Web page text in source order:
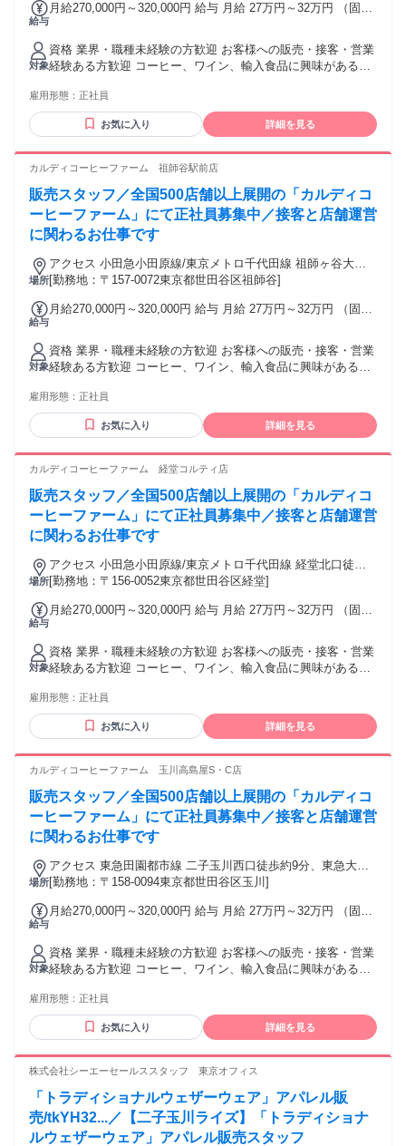
10分 ※他店舗への配属の可能性あり ※状況により記載店舗の
給与
月給270,000円～320,000円 給与 月給 27万円～32万円 （固定
円～3万6500円（固定残業時間：15時間） 固定残業時間を超
えた勤務時間については別途残業代を支給する ※東京都市圏
調整給(月1万円)含む（一都三県配属に限り） 【手当】 ◆遅番
手当（19時から22時の勤務に対して ＋200円/時間 を支給）
【昇給】昇給・昇格あり 【賞与】年2回※業績による（昨年実
績2回支給） ※当社では定額残業代を支給しておりますが求人
情報内では固定残業代と記載しています。
対象
資格 業界・職種未経験の方歓迎 お客様への販売・接客・営業
経験ある方歓迎 コーヒー、ワイン、輸入食品に興味がある方
食ホール、営業、携帯販売、ホテル・観光業界フロント、 航
空業界グランドスタッフ・CAなど対面での接客経験ある方が
中心で活躍中 ◆ 例外事由2号：お酒のテイスティング業務が
とした早番・遅番での8時間シフト制勤務（土日祝含む）が可
合がございます) ※本求人は中途採用枠となり、新卒採用とは
選考枠が異なります
雇用形態： 正社員
お気に入り 詳細を見る
カルディコーヒーファーム 祖師谷駅前店
販売スタッフ／全国500店舗以上展開の「カルディコ
ーヒーファーム」にて正社員募集中／接客と店舗運営
に関わるお仕事です
場所
アクセス 小田急小田原線/東京メトロ千代田線 祖師ヶ谷大蔵
北口徒歩約1分、小田急小田原線/東京メトロ千代田線 成城学
歳船橋南口徒歩約19分 ※他店舗への配属の可能性あり ※状況
[勤務地：〒157-0072東京都世田谷区祖師谷]
給与
月給270,000円～320,000円 給与 月給 27万円～32万円 （固定
円～3万6500円（固定残業時間：15時間） 固定残業時間を超
えた勤務時間については別途残業代を支給する ※東京都市圏
調整給(月1万円)含む（一都三県配属に限り） 【手当】 ◆遅番
手当（19時から22時の勤務に対して ＋200円/時間 を支給）
【昇給】昇給・昇格あり 【賞与】年2回※業績による（昨年実
績2回支給） ※当社では定額残業代を支給しておりますが求人
情報内では固定残業代と記載しています。
対象
資格 業界・職種未経験の方歓迎 お客様への販売・接客・営業
経験ある方歓迎 コーヒー、ワイン、輸入食品に興味がある方
食ホール、営業、携帯販売、ホテル・観光業界フロント、 航
空業界グランドスタッフ・CAなど対面での接客経験ある方が
中心で活躍中 ◆ 例外事由2号：お酒のテイスティング業務が
とした早番・遅番での8時間シフト制勤務（土日祝含む）が可
合がございます) ※本求人は中途採用枠となり、新卒採用とは
選考枠が異なります
雇用形態： 正社員
お気に入り 詳細を見る
カルディコーヒーファーム 経堂コルティ店
販売スタッフ／全国500店舗以上展開の「カルディコ
ーヒーファーム」にて正社員募集中／接客と店舗運営
に関わるお仕事です
場所
アクセス 小田急小田原線/東京メトロ千代田線 経堂北口徒歩
約2分、東急世田谷線 山下（東京都）出入口1徒歩約13分、東
への配属の可能性あり ※状況により記載店舗の募集を締め切
[勤務地：〒156-0052東京都世田谷区経堂]
給与
月給270,000円～320,000円 給与 月給 27万円～32万円 （固定
円～3万6500円（固定残業時間：15時間） 固定残業時間を超
えた勤務時間については別途残業代を支給する ※東京都市圏
調整給(月1万円)含む（一都三県配属に限り） 【手当】 ◆遅番
手当（19時から22時の勤務に対して ＋200円/時間 を支給）
【昇給】昇給・昇格あり 【賞与】年2回※業績による（昨年実
績2回支給） ※当社では定額残業代を支給しておりますが求人
情報内では固定残業代と記載しています。
対象
資格 業界・職種未経験の方歓迎 お客様への販売・接客・営業
経験ある方歓迎 コーヒー、ワイン、輸入食品に興味がある方
食ホール、営業、携帯販売、ホテル・観光業界フロント、 航
空業界グランドスタッフ・CAなど対面での接客経験ある方が
中心で活躍中 ◆ 例外事由2号：お酒のテイスティング業務が
とした早番・遅番での8時間シフト制勤務（土日祝含む）が可
合がございます) ※本求人は中途採用枠となり、新卒採用とは
選考枠が異なります
雇用形態： 正社員
お気に入り 詳細を見る
カルディコーヒーファーム 玉川高島屋S・C店
販売スタッフ／全国500店舗以上展開の「カルディコ
ーヒーファーム」にて正社員募集中／接客と店舗運営
に関わるお仕事です
場所
アクセス 東急田園都市線 二子玉川西口徒歩約9分、東急大井
町線 二子玉川西口徒歩約9分、東急田園都市線 二子新地東口
店舗の募集を締め切る場合あり
[勤務地：〒158-0094東京都世田谷区玉川]
給与
月給270,000円～320,000円 給与 月給 27万円～32万円 （固定
円～3万6500円（固定残業時間：15時間） 固定残業時間を超
えた勤務時間については別途残業代を支給する ※東京都市圏
調整給(月1万円)含む（一都三県配属に限り） 【手当】 ◆遅番
手当（19時から22時の勤務に対して ＋200円/時間 を支給）
【昇給】昇給・昇格あり 【賞与】年2回※業績による（昨年実
績2回支給） ※当社では定額残業代を支給しておりますが求人
情報内では固定残業代と記載しています。
対象
資格 業界・職種未経験の方歓迎 お客様への販売・接客・営業
経験ある方歓迎 コーヒー、ワイン、輸入食品に興味がある方
食ホール、営業、携帯販売、ホテル・観光業界フロント、 航
空業界グランドスタッフ・CAなど対面での接客経験ある方が
中心で活躍中 ◆ 例外事由2号：お酒のテイスティング業務が
とした早番・遅番での8時間シフト制勤務（土日祝含む）が可
合がございます) ※本求人は中途採用枠となり、新卒採用とは
選考枠が異なります
雇用形態： 正社員
お気に入り 詳細を見る
株式会社シーエーセールススタッフ 東京オフィス
「トラディショナルウェザーウェア」アパレル販
売/tkYH32...／【二子玉川ライズ】「トラディショナ
ルウェザーウェア」アパレル販売スタッフ